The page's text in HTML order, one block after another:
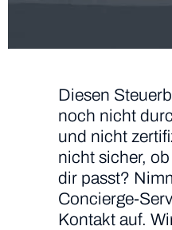
Diesen
noch nicht
und nicht
nicht sicher,
dir passt?
Concierge-
Kontakt auf.